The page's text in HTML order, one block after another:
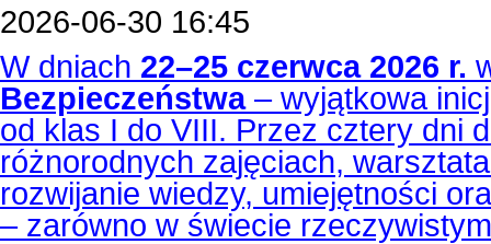
2026-06-30 16:45
W dniach 22–25 czerwca 2026 r.
Bezpieczeństwa– wyjątkowa
od klas I do VIII. Przez cztery dni
różnorodnych zajęciach,
rozwijanie wiedzy, umiejętności
– zarówno w świecie